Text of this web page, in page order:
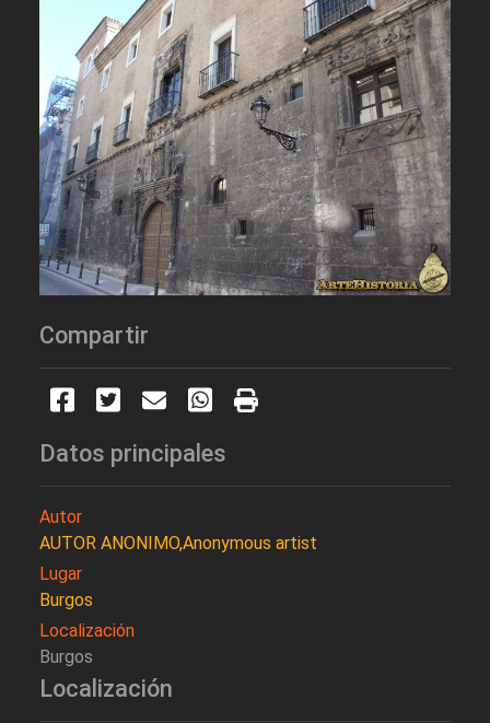
Compartir
Datos principales
Autor
AUTOR ANONIMO,Anonymous artist
Lugar
Burgos
Localización
Burgos
Localización